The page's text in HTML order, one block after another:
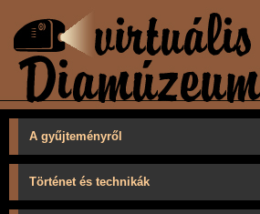
A gyűjteményről
Történet és technikák